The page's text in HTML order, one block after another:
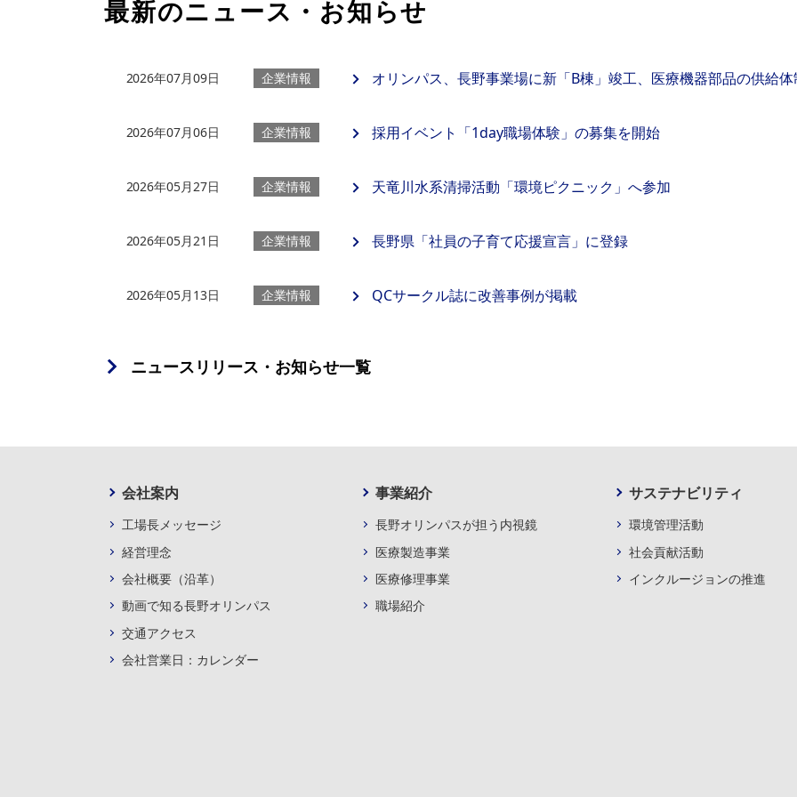
最新のニュース・お知らせ
2026年07月09日 企業情報 オリンパス、長野事業場に新「B棟」竣工、医療機器部品の供給
2026年07月06日 企業情報 採用イベント「1day職場体験」の募集を開始
2026年05月27日 企業情報 天竜川水系清掃活動「環境ピクニック」へ参加
2026年05月21日 企業情報 長野県「社員の子育て応援宣言」に登録
2026年05月13日 企業情報 QCサークル誌に改善事例が掲載
ニュースリリース・お知らせ一覧
会社案内
工場長メッセージ
経営理念
会社概要（沿革）
動画で知る長野オリンパス
交通アクセス
会社営業日：カレンダー
事業紹介
長野オリンパスが担う内視鏡
医療製造事業
医療修理事業
職場紹介
サステナビリティ
環境管理活動
社会貢献活動
インクルージョンの推進